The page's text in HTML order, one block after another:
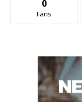
0
Fans